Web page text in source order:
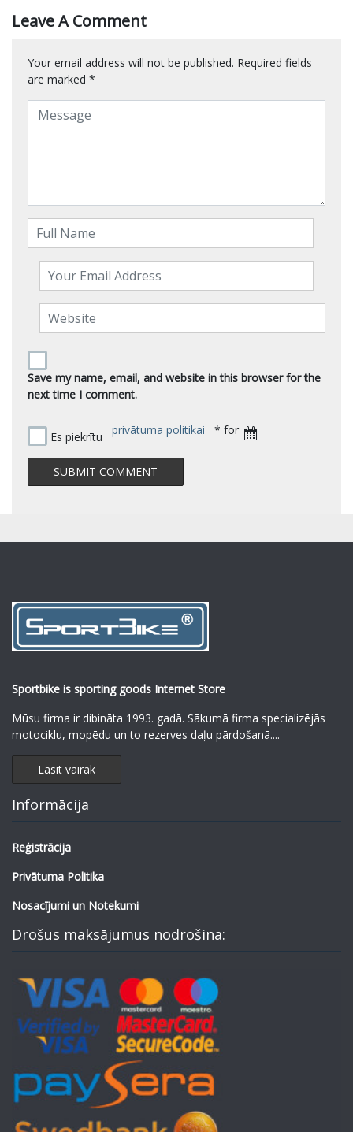
Leave A Comment
Your email address will not be published. Required fields
are marked *
Save my name, email, and website in this browser for the
next time I comment.
Es piekrītu privātuma politikai * for
Sportbike is sporting goods Internet Store
Mūsu firma ir dibināta 1993. gadā. Sākumā firma specializējās
motociklu, mopēdu un to rezerves daļu pārdošanā....
Lasīt vairāk
Informācija
Reģistrācija
Privātuma Politika
Nosacījumi un Notekumi
Drošus maksājumus nodrošina: